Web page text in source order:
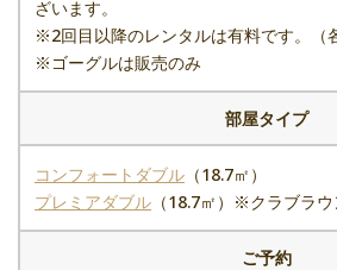
ざいます。
※2回目以降のレンタルは有料です。（
※ゴーグルは販売のみ
部屋タイプ
コンフォートダブル （18.7㎡）
プレミアダブル （18.7㎡）※クラブラウ
ご予約